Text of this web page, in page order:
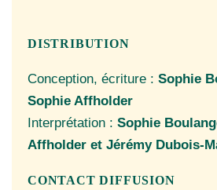
DISTRIBUTION
Conception, écriture : Sophie
Sophie Affholder
Interprétation : Sophie
Affholder et Jérémy Dubois-
CONTACT DIFFUSION